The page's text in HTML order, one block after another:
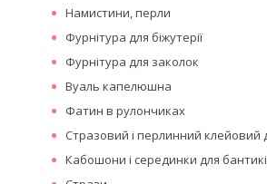
Намистини, перли
Фурнітура для біжутерії
Фурнітура для заколок
Вуаль капелюшна
Фатин в рулончиках
Стразовий і перлинний клейовий
Кабошони і серединки для